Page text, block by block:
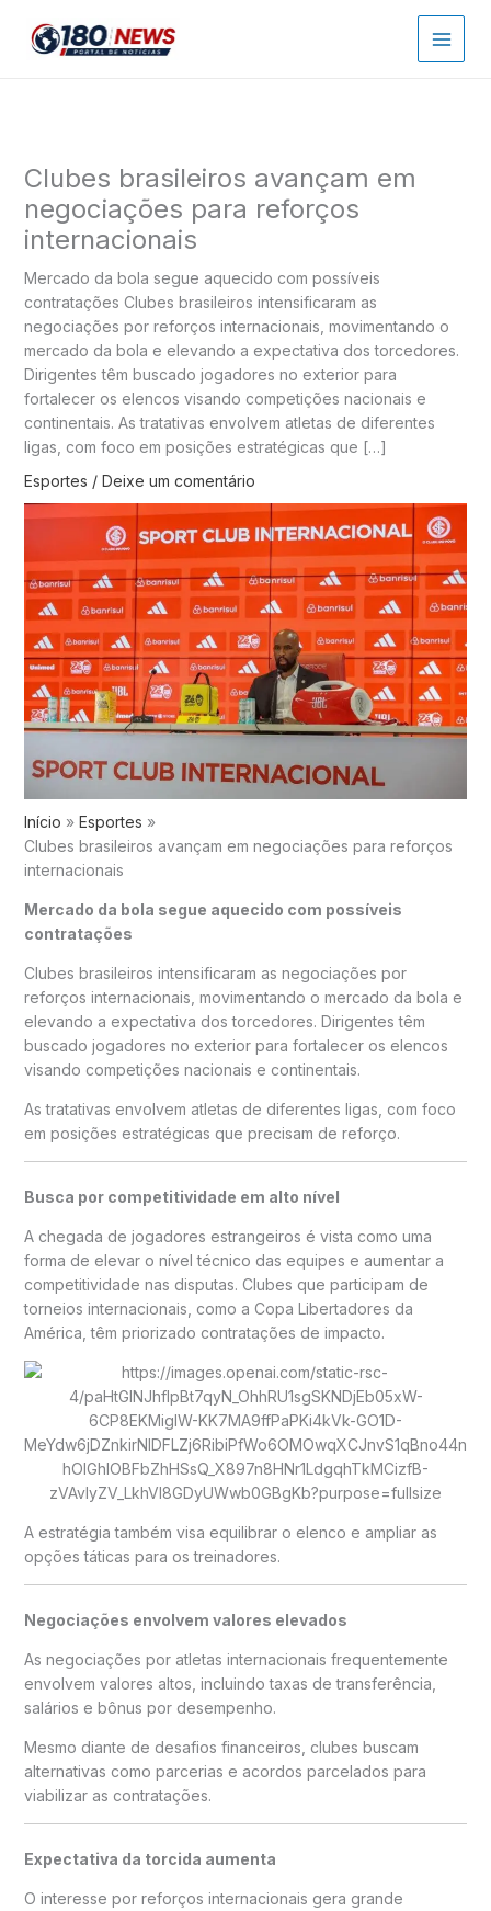
para
Clubes brasileiros avançam em
negociações para reforços
internacionais
Mercado da bola segue aquecido com possíveis
contratações Clubes brasileiros intensificaram as
negociações por reforços internacionais, movimentando o
mercado da bola e elevando a expectativa dos torcedores.
Dirigentes têm buscado jogadores no exterior para
fortalecer os elencos visando competições nacionais e
continentais. As tratativas envolvem atletas de diferentes
ligas, com foco em posições estratégicas que […]
Esportes / Deixe um comentário
Início
Esportes
Clubes brasileiros avançam em negociações para reforços
internacionais
Mercado da bola segue aquecido com possíveis
contratações
Clubes brasileiros intensificaram as negociações por
reforços internacionais, movimentando o mercado da bola e
elevando a expectativa dos torcedores. Dirigentes têm
buscado jogadores no exterior para fortalecer os elencos
visando competições nacionais e continentais.
As tratativas envolvem atletas de diferentes ligas, com foco
em posições estratégicas que precisam de reforço.
Busca por competitividade em alto nível
A chegada de jogadores estrangeiros é vista como uma
forma de elevar o nível técnico das equipes e aumentar a
competitividade nas disputas. Clubes que participam de
torneios internacionais, como a Copa Libertadores da
América , têm priorizado contratações de impacto.
A estratégia também visa equilibrar o elenco e ampliar as
opções táticas para os treinadores.
Negociações envolvem valores elevados
As negociações por atletas internacionais frequentemente
envolvem valores altos, incluindo taxas de transferência,
salários e bônus por desempenho.
Mesmo diante de desafios financeiros, clubes buscam
alternativas como parcerias e acordos parcelados para
viabilizar as contratações.
Expectativa da torcida aumenta
O interesse por reforços internacionais gera grande